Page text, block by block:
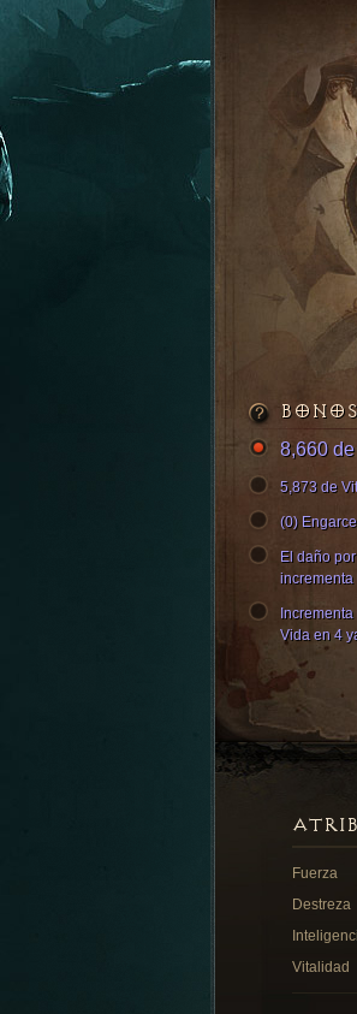
8,660
5,873 de
(0)
El daño
Vida en 4
Fuerza
Destreza
Vitalidad